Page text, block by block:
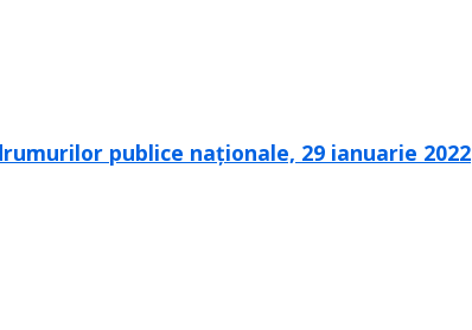
publice naționale, 29 ianuarie 2022